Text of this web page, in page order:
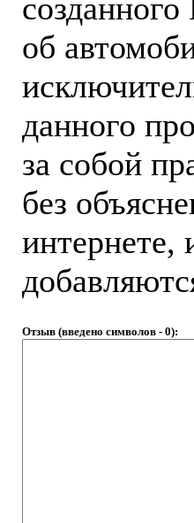
об
данного
за собой
без
интернете,
Отзыв (введено символов - 0):